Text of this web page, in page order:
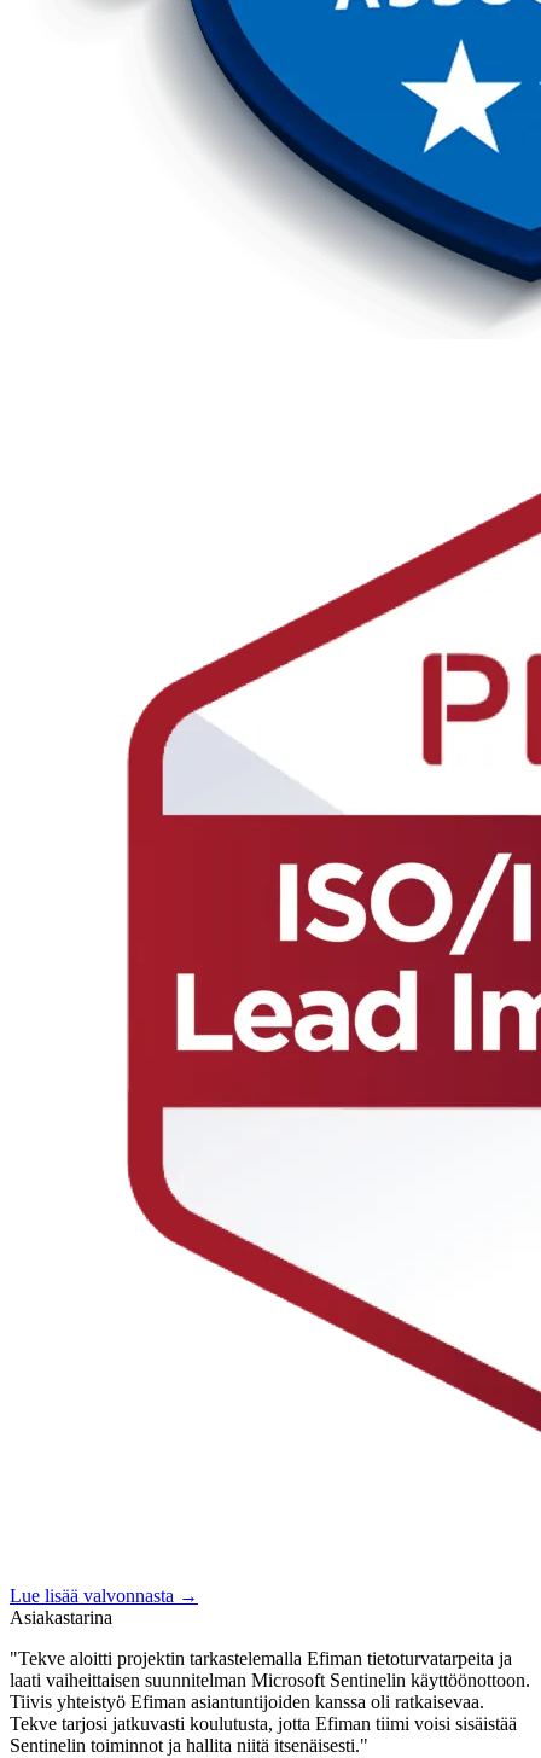
Lue lisää valvonnasta →
Asiakastarina
"Tekve aloitti projektin tarkastelemalla Efiman tietoturvatarpeita ja
laati vaiheittaisen suunnitelman Microsoft Sentinelin käyttöönottoon.
Tiivis yhteistyö Efiman asiantuntijoiden kanssa oli ratkaisevaa.
Tekve tarjosi jatkuvasti koulutusta, jotta Efiman tiimi voisi sisäistää
Sentinelin toiminnot ja hallita niitä itsenäisesti."